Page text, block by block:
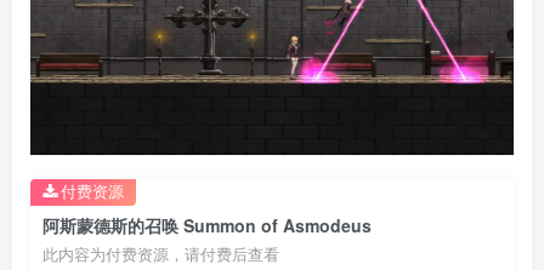
阿斯蒙德斯的召唤 Summon of Asmodeus
此内容为付费资源，请付费后查看
付费资源